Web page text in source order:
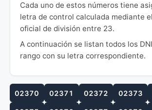
Cada uno de estos números tiene
letra de control calculada mediante
oficial de división entre 23.
A continuación se listan todos los
rango con su letra correspondiente.
02370 02371 02372 02373